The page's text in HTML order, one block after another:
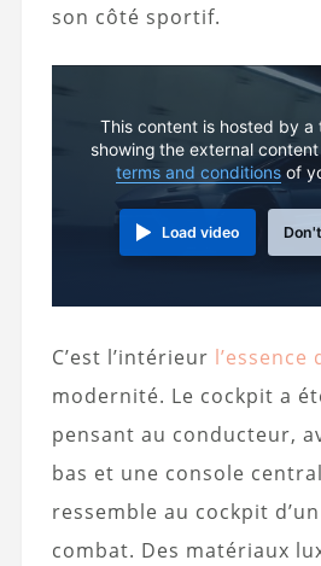
son côté sportif.
This content is hosted by a
showing the external
terms and conditions of
Load video
C’est l’intérieur l’essence
modernité. Le cockpit a
pensant au conducteur,
bas et une console
ressemble au cockpit
combat. Des matériaux